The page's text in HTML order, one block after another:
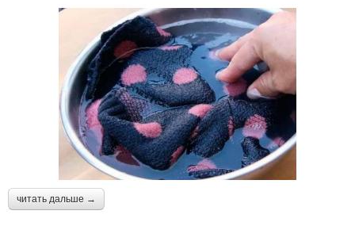
читать дальше →